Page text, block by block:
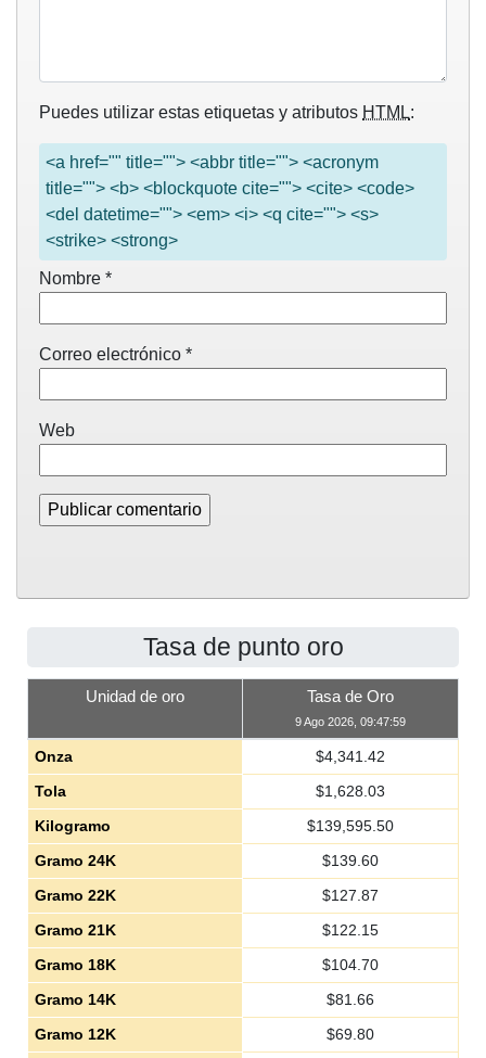
Puedes utilizar estas etiquetas y atributos HTML:
<a href="" title=""> <abbr title=""> <acronym
title=""> <b> <blockquote cite=""> <cite> <code>
<del datetime=""> <em> <i> <q cite=""> <s>
<strike> <strong>
Nombre *
Correo electrónico *
Web
Tasa de punto oro
Unidad de oro Tasa de Oro
9 Ago 2026, 09:47:59
Onza $4,341.42
Tola
$1,628.03
Kilogramo
$139,595.50
Gramo 24K
$139.60
Gramo 22K
$127.87
Gramo 21K
$122.15
Gramo 18K
$104.70
Gramo 14K
$81.66
Gramo 12K
$69.80